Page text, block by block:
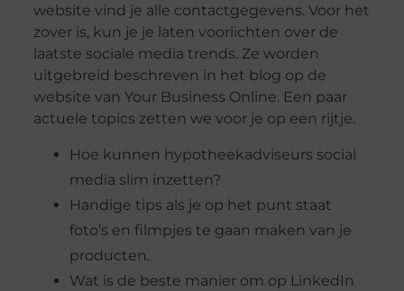
website vind je alle contactgegevens. Voor het
zover is, kun je je laten voorlichten over de
laatste sociale media trends. Ze worden
uitgebreid beschreven in het blog op de
website van Your Business Online. Een paar
actuele topics zetten we voor je op een rijtje.
Hoe kunnen hypotheekadviseurs social
media slim inzetten?
Handige tips als je op het punt staat
foto’s en filmpjes te gaan maken van je
producten.
Wat is de beste manier om op LinkedIn